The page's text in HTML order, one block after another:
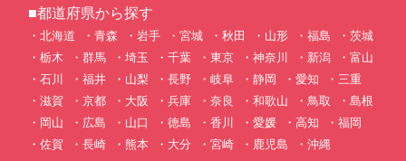
■都道府県から探す
北海道 青森 岩手 宮城 秋田 山形 福島
茨城
栃木
群馬 埼玉 千葉 東京 神奈川 新潟
富山
石川
福井 山梨 長野 岐阜 静岡 愛知
三重
滋賀
京都 大阪 兵庫 奈良 和歌山 鳥取
島根
岡山
広島 山口 徳島 香川 愛媛 高知
福岡
佐賀
長崎 熊本 大分 宮崎 鹿児島 沖縄